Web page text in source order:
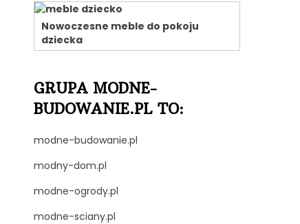
Nowoczesne meble do pokoju
dziecka
GRUPA MODNE-
BUDOWANIE.PL TO:
modne-budowanie.pl
modny-dom.pl
modne-ogrody.pl
modne-sciany.pl